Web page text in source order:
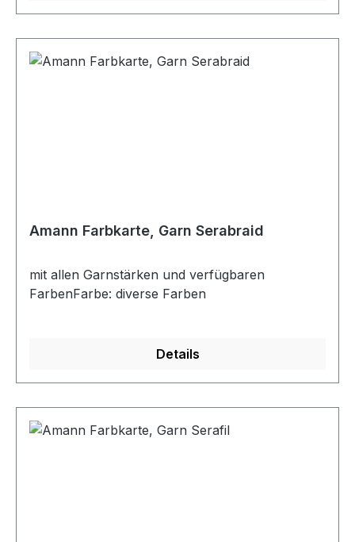
Amann Farbkarte, Garn Serabraid
mit allen Garnstärken und verfügbaren
FarbenFarbe: diverse Farben
Details